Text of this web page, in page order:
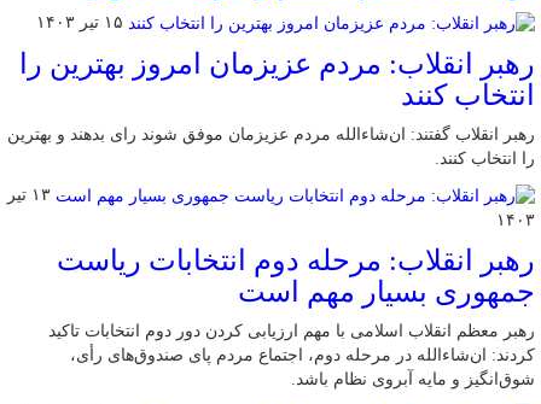
۱۵ تیر ۱۴۰۳
رهبر انقلاب: مردم عزیزمان امروز بهترین را
انتخاب کنند
رهبر انقلاب گفتند: ان‌شاءالله مردم عزیزمان موفق شوند رای بدهند و بهترین
را انتخاب کنند.
۱۳ تیر
۱۴۰۳
رهبر انقلاب: مرحله دوم انتخابات ریاست
جمهوری بسیار مهم است
رهبر معظم انقلاب اسلامی با مهم ارزیابی کردن دور دوم انتخابات تاکید
کردند: ان‌شاءالله در مرحله دوم، اجتماع مردم پای صندوق‌های رأی،
شوق‌انگیز و مایه‌ آبروی نظام باشد.